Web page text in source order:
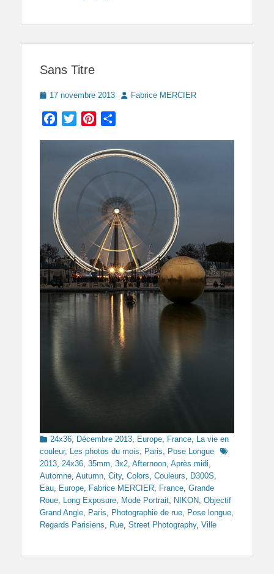
Sans Titre
Posted
17 novembre 2013 AuthorFabrice MERCIER
Facebook
TwitterPinterest
Categories
24x36, Décembre 2013, Europe, France, La vie en
couleur, Les photos du mois, Paris, Pose Longue
Tags
2013, 24x36, 35mm, 3x2, Afternoon, Après midi,
Automne, Autumn, City, Colors, Couleurs, D300S,
Eau, Europe, Fabrice MERCIER, France, Grande
Roue, Long Exposure, Mode Portrait, NIKON, Objectif
Grand Angle, Paris, Photographie de rue, Pose longue,
Regards Parisiens, Rue, Street Photography, Ville